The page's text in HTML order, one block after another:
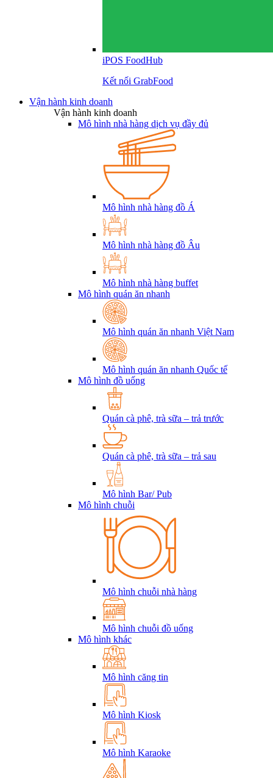
iPOS FoodHub
Kết nối GrabFood
Vận hành kinh doanh
Vận hành kinh doanh
Mô hình nhà hàng dịch vụ đầy đủ
Mô hình nhà hàng đồ Á
Mô hình nhà hàng đồ Âu
Mô hình nhà hàng buffet
Mô hình quán ăn nhanh
Mô hình quán ăn nhanh Việt Nam
Mô hình quán ăn nhanh Quốc tế
Mô hình đồ uống
Quán cà phê, trà sữa – trả trước
Quán cà phê, trà sữa – trả sau
Mô hình Bar/ Pub
Mô hình chuỗi
Mô hình chuỗi nhà hàng
Mô hình chuỗi đồ uống
Mô hình khác
Mô hình căng tin
Mô hình Kiosk
Mô hình Karaoke